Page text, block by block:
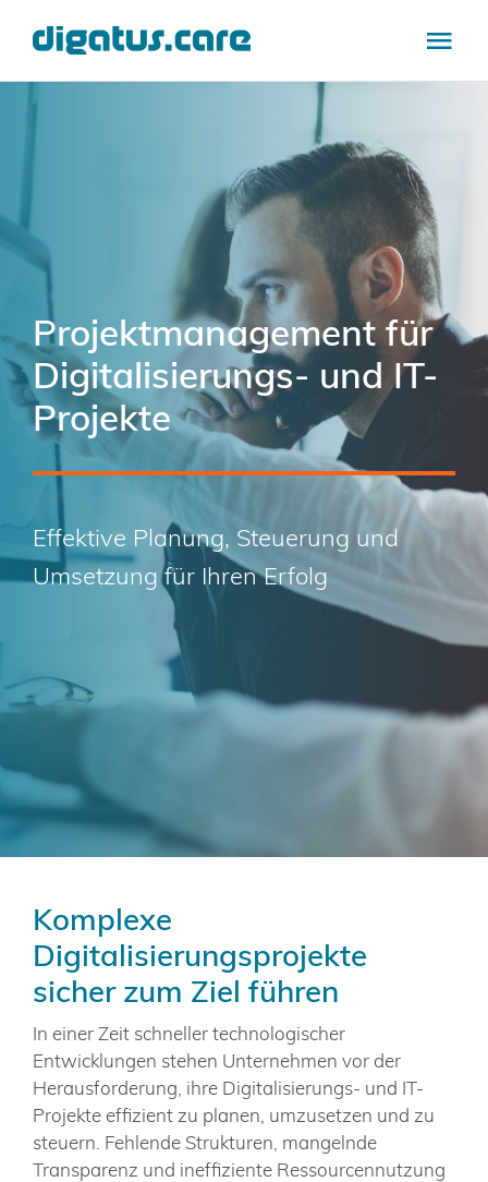
Inhalt
care.insights
Über uns
Karriere
Kontakt
Projektmanagement für
Digitalisierungs- und IT-
Projekte
Effektive Planung, Steuerung und
Umsetzung für Ihren Erfolg
Komplexe
Digitalisierungsprojekte
sicher zum Ziel führen
In einer Zeit schneller technologischer
Entwicklungen stehen Unternehmen vor der
Herausforderung, ihre Digitalisierungs- und IT-
Projekte effizient zu planen, umzusetzen und zu
steuern. Fehlende Strukturen, mangelnde
Transparenz und ineffiziente Ressourcennutzung